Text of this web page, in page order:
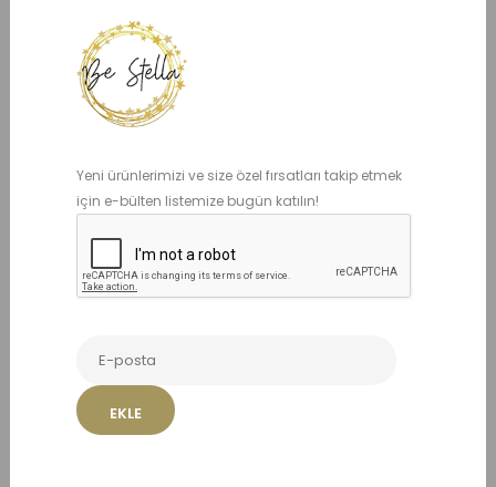
Yeni ürünlerimizi ve size özel fırsatları takip etmek
için e-bülten listemize bugün katılın!
EKLE
8.490,00 TL
Sepete Ekle
8.490,00 TL
Sepete Ekle